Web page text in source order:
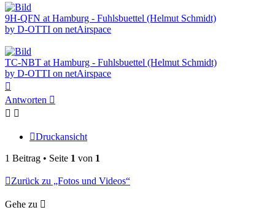
9H-QFN at Hamburg - Fuhlsbuettel (Helmut Schmidt)
by D-OTTI on netAirspace
TC-NBT at Hamburg - Fuhlsbuettel (Helmut Schmidt)
by D-OTTI on netAirspace
oben
Antworten
Druckansicht
1 Beitrag • Seite 1 von 1
Zurück zu „Fotos und Videos“
Gehe zu